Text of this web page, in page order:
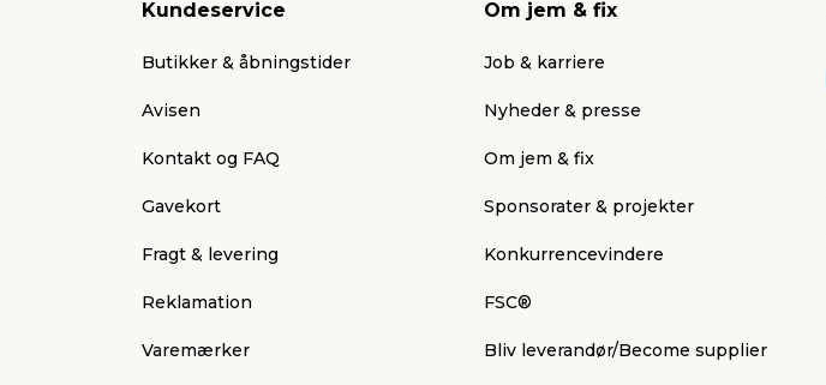
Kundeservice
Butikker & åbningstider
Avisen
Kontakt og FAQ
Gavekort
Fragt & levering
Reklamation
Varemærker
Om jem & fix
Job & karriere
Nyheder & presse
Om jem & fix
Sponsorater & projekter
Konkurrencevindere
FSC®
Bliv leverandør/Become supplier